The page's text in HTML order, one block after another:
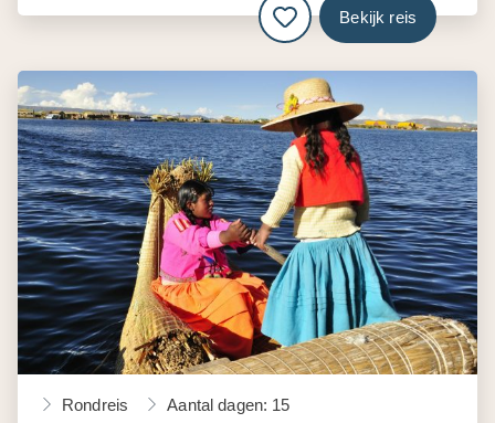
Bekijk reis
Rondreis Aantal dagen: 15